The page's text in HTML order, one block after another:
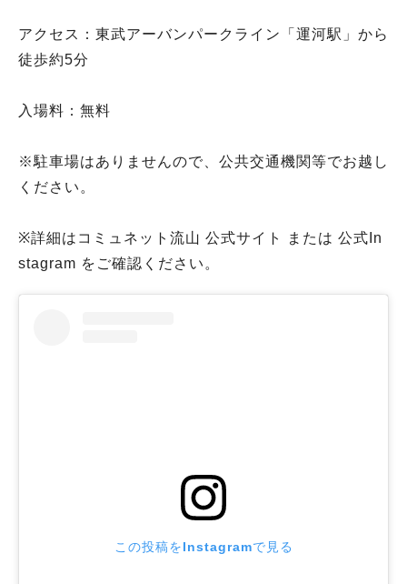
アクセス：東武アーバンパークライン「運河駅」から
徒歩約5分
入場料：無料
※駐車場はありませんので、公共交通機関等でお越し
ください。
※詳細はコミュネット流山 公式サイト または 公式In
stagram をご確認ください。
この投稿をInstagramで見る